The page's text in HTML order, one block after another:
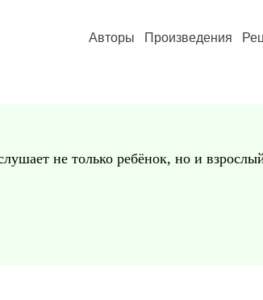
Авторы Произведения
не только ребёнок, но и